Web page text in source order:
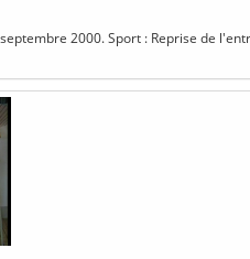
2000. Sport : Reprise de